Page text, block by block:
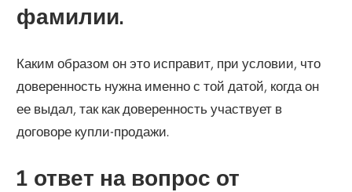
фамилии.
Каким образом он это исправит, при условии, что
доверенность нужна именно с той датой, когда он
ее выдал, так как доверенность участвует в
договоре купли-продажи.
1 ответ на вопрос от